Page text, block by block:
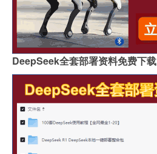
DeepSeek全套部署资料免费下载